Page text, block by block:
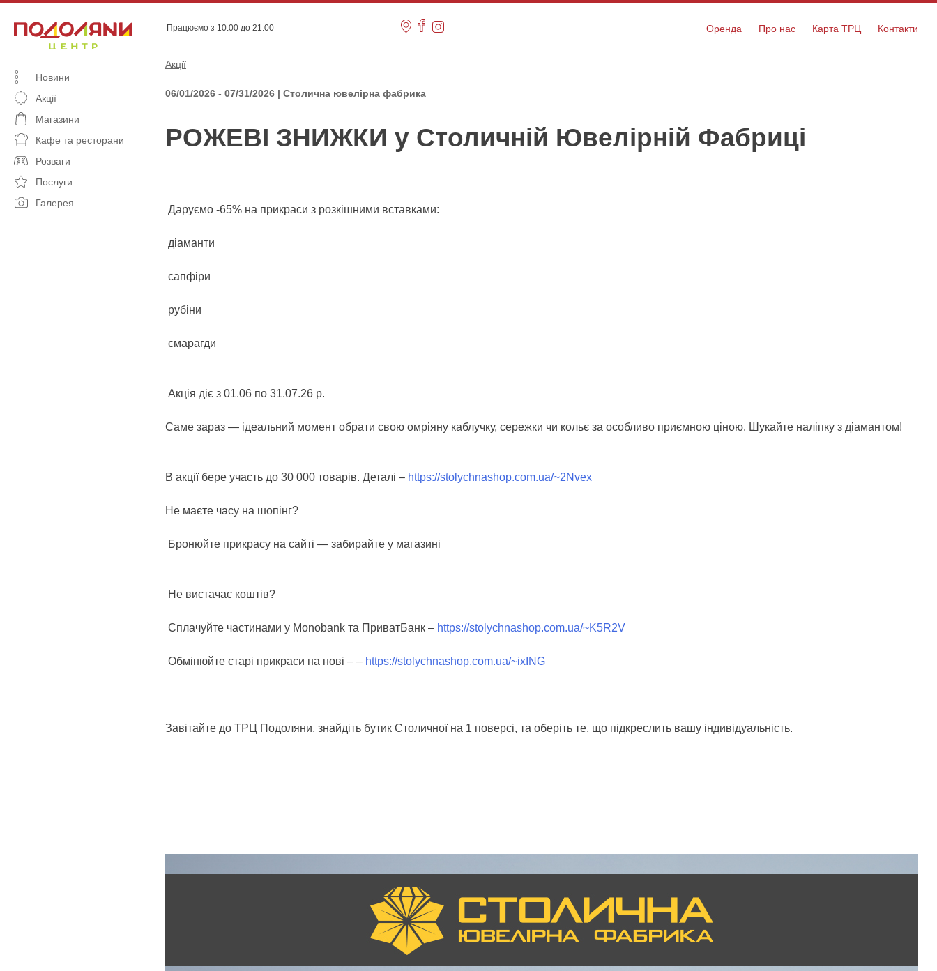
content
Працюємо з 10:00 до 21:00 Оренда Про нас Карта ТРЦ Контакти
Новини
Акції
Магазини
Кафе та ресторани
Розваги
Послуги
Галерея
Акції
06/01/2026 - 07/31/2026 | Столична ювелірна фабрика
РОЖЕВІ ЗНИЖКИ у Столичній Ювелірній Фабриці
Даруємо -65% на прикраси з розкішними вставками:
діаманти
сапфіри
рубіни
смарагди
Акція діє з 01.06 по 31.07.26 р.
Саме зараз — ідеальний момент обрати свою омріяну каблучку, сережки чи кольє за особливо приємною ціною. Шукайте наліпку з діамантом!
В акції бере участь до 30 000 товарів. Деталі – https://stolychnashop.com.ua/~2Nvex
Не маєте часу на шопінг?
Бронюйте прикрасу на сайті — забирайте у магазині
Не вистачає коштів?
Сплачуйте частинами у Monobank та ПриватБанк – https://stolychnashop.com.ua/~K5R2V
Обмінюйте старі прикраси на нові – – https://stolychnashop.com.ua/~ixING
Завітайте до ТРЦ Подоляни, знайдіть бутик Столичної на 1 поверсі, та оберіть те, що підкреслить вашу індивідуальність.